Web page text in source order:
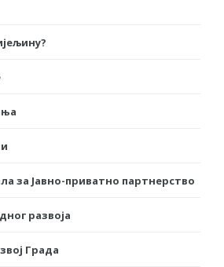
за Јавно-приватно партнерство
развоја
Града